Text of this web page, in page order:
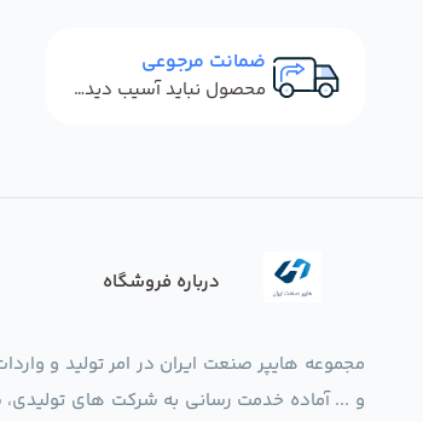
ضمانت مرجوعی
محصول نباید آسیب دیده باشد
درباره فروشگاه
مجموعه هایپر صنعت ایران در امر تولید و
و ... آماده خدمت رسانی به شرکت های تولیدی،